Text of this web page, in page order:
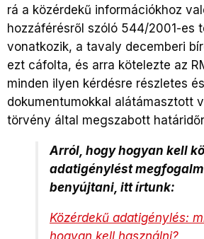
rá a közérdekű információkhoz
hozzáférésről szóló 544/2001-es
vonatkozik, a tavaly decemberi
ezt cáfolta, és arra kötelezte az
minden ilyen kérdésre részletes és
dokumentumokkal alátámasztott
törvény által megszabott
Arról, hogy hogyan kell
adatigénylést
benyújtani, itt írtunk:
Közérdekű adatigénylés: